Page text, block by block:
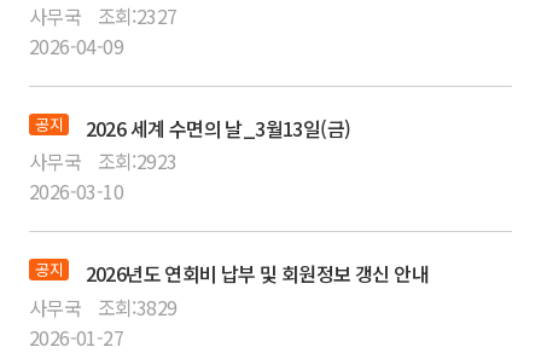
사무국 조회:2327
2026-04-09
공지
2026 세계 수면의 날_3월13일(금)
사무국
조회:2923
2026-03-10
공지
2026년도 연회비 납부 및 회원정보 갱신 안내
사무국
조회:3829
2026-01-27